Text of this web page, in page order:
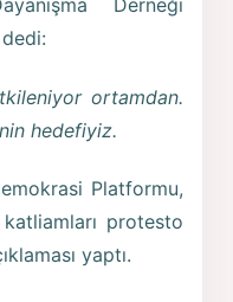
Derneği
ortamdan.
hedefiyiz.
Platformu,
protesto
yaptı.